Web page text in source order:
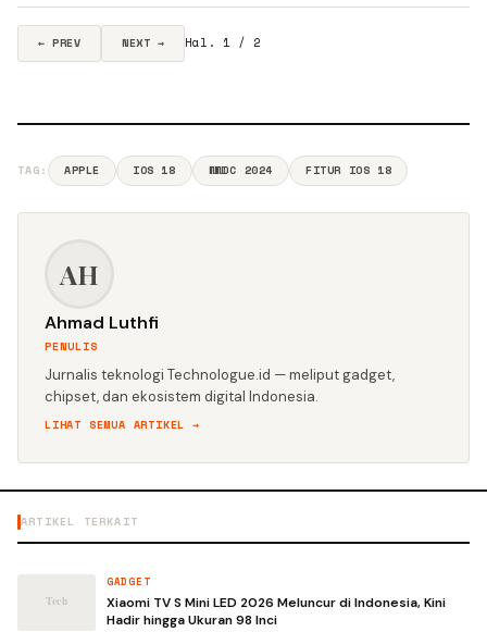
← PREV NEXT → Hal. 1 / 2
TAG: APPLE IOS 18 WWDC 2024 FITUR IOS 18
AH
Ahmad Luthfi
PENULIS
Jurnalis teknologi Technologue.id — meliput gadget,
chipset, dan ekosistem digital Indonesia.
LIHAT SEMUA ARTIKEL →
ARTIKEL TERKAIT
GADGET
Xiaomi TV S Mini LED 2026 Meluncur di Indonesia, Kini
Hadir hingga Ukuran 98 Inci